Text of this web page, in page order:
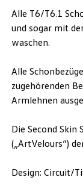
Alle T6/T6.1
und sogar mit
waschen.
Alle
zugehörenden
Armlehnen
Die Second Skin
(„ArtVelours“)
Design: Circuit/